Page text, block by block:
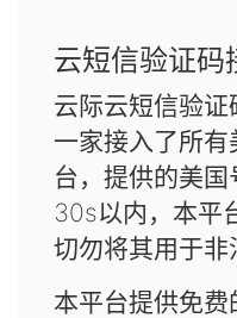
云短信验证码
云际云短信验
一家接入了所
台，提供的美
30s以内，本平
切勿将其用于非
本平台提供免